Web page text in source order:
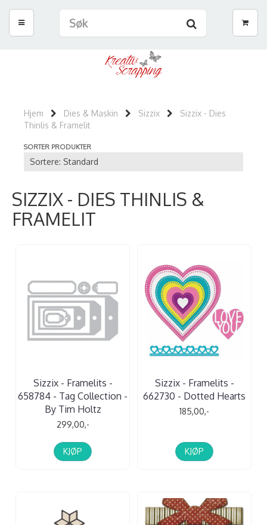
Hjem Dies & Maskin Sizzix
Sizzix - Dies
Thinlis & Framelit
SORTER PRODUKTER
SIZZIX - DIES THINLIS &
FRAMELIT
Sizzix - Framelits -
658784 - Tag Collection -
By Tim Holtz
299,00,-
KJØP
Sizzix - Framelits -
662730 - Dotted Hearts
185,00,-
KJØP